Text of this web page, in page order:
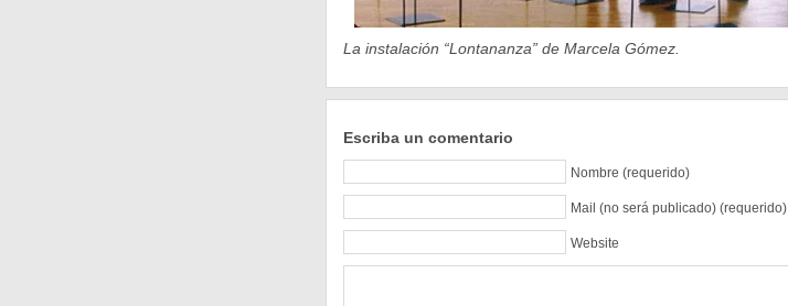
La instalación “Lontananza” de Marcela Gómez.
Escriba un comentario
Nombre (requerido)
Mail (no será publicado) (requerido)
Website